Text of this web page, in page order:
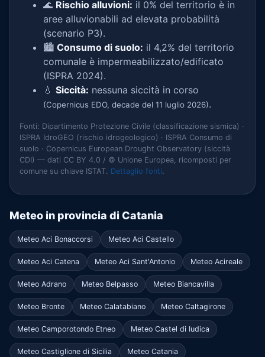
🌊 Rischio alluvioni: il 0% del territorio è in
aree alluvionabili ad elevata probabilità
(scenario P3).
🏙️ Consumo di suolo: il 4,2% del territorio
comunale è impermeabilizzato/edificato
(ISPRA 2024).
💧 Siccità: nessuna siccità in corso
(Copernicus EDO, decade del 11 luglio 2026).
Fonti: Dipartimento Protezione Civile (classificazione sismica) ·
ISPRA IdroGEO (rischio idrogeologico) · ISPRA Consumo di
suolo · Copernicus European Drought Observatory (siccità
CDI) — dati CC BY 4.0 / © Unione Europea, ricomposti per
comune su chiave ISTAT. Dettaglio fonti.
Meteo in provincia di Catania
Meteo Aci Bonaccorsi Meteo Aci Castello
Meteo Aci Catena Meteo Aci Sant'Antonio Meteo Acireale
Meteo Adrano Meteo Belpasso Meteo Biancavilla
Meteo Bronte Meteo Calatabiano Meteo Caltagirone
Meteo Camporotondo Etneo Meteo Castel di Iudica
Meteo Castiglione di Sicilia Meteo Catania